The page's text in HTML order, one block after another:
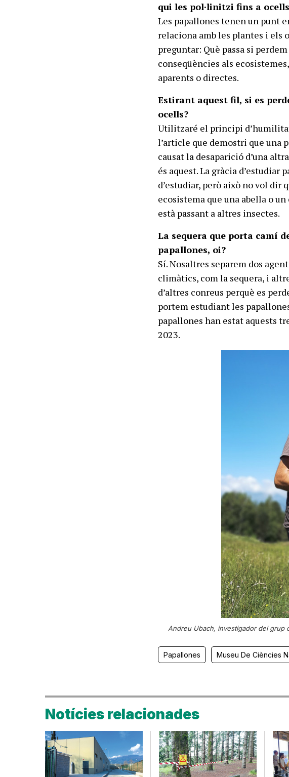
qui les pol·linitzi fins a
Les papallones tenen un punt
relaciona amb les plantes i els
preguntar: Què passa si
conseqüències als
aparents o directes.
Estirant aquest fil, si es
ocells?
Utilitzaré el principi
l’article que demostri que una
causat la desaparició d’una
és aquest. La gràcia d’estudiar
d’estudiar, però això no vol
ecosistema que una abella o
està passant a altres insectes.
La sequera que porta camí
papallones, oi?
Sí. Nosaltres separem dos
climàtics, com la sequera, i
d’altres conreus perquè es
portem estudiant les
papallones han estat aquests
2023.
Andreu Ubach, investigador del grup
Papallones Museu De Ciències
Notícies relacionades